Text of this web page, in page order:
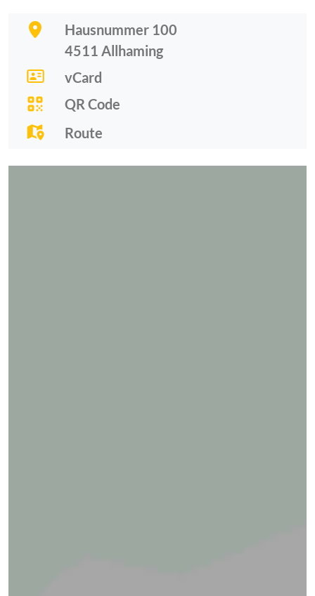
Hausnummer 100
4511 Allhaming
vCard
QR Code
Route